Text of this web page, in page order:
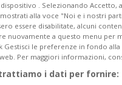
. Selezionando Accetto,
alla voce "Noi e i nostri
essere disabilitate, alcuni
nuovamente a questo menu per
Gestisci le preferenze in fondo
Per maggiori informazioni,
i dati per fornire: